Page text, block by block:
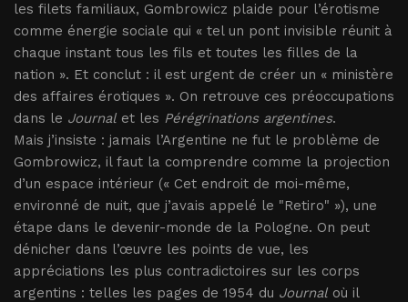
les filets familiaux, Gombrowicz plaide pour l’érotisme
comme énergie sociale qui « tel un pont invisible réunit à
chaque instant tous les fils et toutes les filles de la
nation ». Et conclut : il est urgent de créer un « ministère
des affaires érotiques ». On retrouve ces préoccupations
dans le Journal et les Pérégrinations argentines.
Mais j’insiste : jamais l’Argentine ne fut le problème de
Gombrowicz, il faut la comprendre comme la projection
d’un espace intérieur (« Cet endroit de moi-même,
environné de nuit, que j’avais appelé le "Retiro" »), une
étape dans le devenir-monde de la Pologne. On peut
dénicher dans l’œuvre les points de vue, les
appréciations les plus contradictoires sur les corps
argentins : telles les pages de 1954 du Journal où il